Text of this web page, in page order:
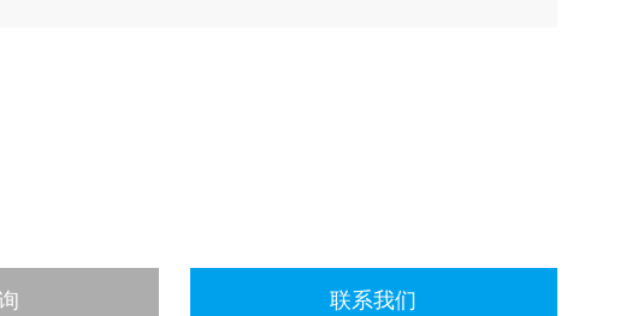
联系我们